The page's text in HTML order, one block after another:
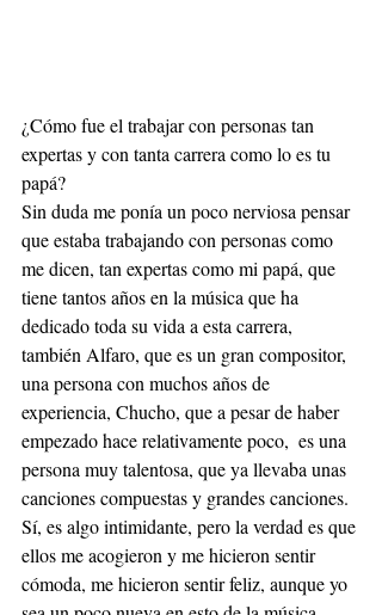
¿Cómo fue el trabajar con personas tan
expertas y con tanta carrera como lo es tu
papá?
Sin duda me ponía un poco nerviosa pensar
que estaba trabajando con personas como
me dicen, tan expertas como mi papá, que
tiene tantos años en la música que ha
dedicado toda su vida a esta carrera,
también Alfaro, que es un gran compositor,
una persona con muchos años de
experiencia, Chucho, que a pesar de haber
empezado hace relativamente poco,  es una
persona muy talentosa, que ya llevaba unas
canciones compuestas y grandes canciones.
Sí, es algo intimidante, pero la verdad es que
ellos me acogieron y me hicieron sentir
cómoda, me hicieron sentir feliz, aunque yo